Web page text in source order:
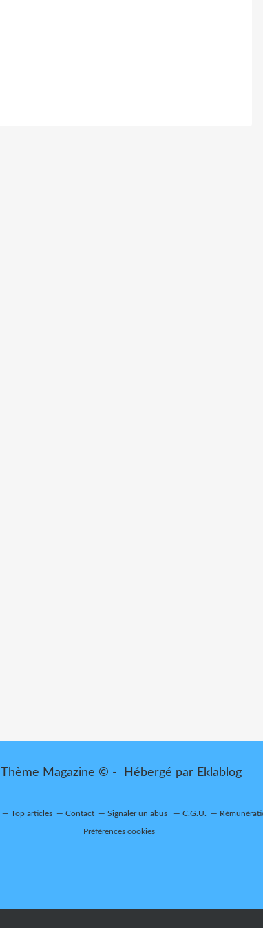
Thème Magazine © - Hébergé par Eklablog
Top articles Contact Signaler un abus C.G.U.
Préférences cookies